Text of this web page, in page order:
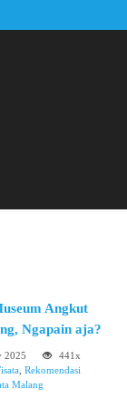
Angkut
Ngapain aja?
2025
441x
Rekomendasi
Malang